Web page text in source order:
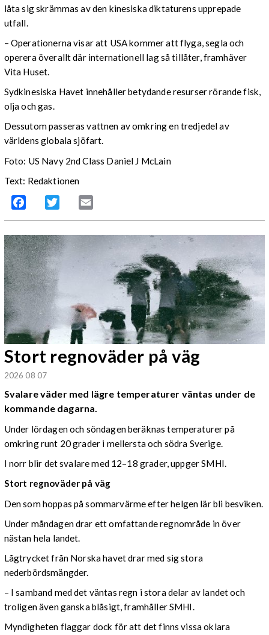
låta sig skrämmas av den kinesiska diktaturens upprepade
utfall.
– Operationerna visar att USA kommer att flyga, segla och
operera överallt där internationell lag så tillåter, framhäver
Vita Huset.
Sydkinesiska Havet innehåller betydande resurser rörande fisk,
olja och gas.
Dessutom passeras vattnen av omkring en tredjedel av
världens globala sjöfart.
Foto: US Navy 2nd Class Daniel J McLain
Text: Redaktionen
Facebook Twitter
Stort regnoväder på väg
2026 08 07
Svalare väder med lägre temperaturer väntas under de
kommande dagarna.
Under lördagen och söndagen beräknas temperaturer på
omkring runt 20 grader i mellersta och södra Sverige.
I norr blir det svalare med 12–18 grader, uppger SMHI.
Stort regnoväder på väg
Den som hoppas på sommarvärme efter helgen lär bli besviken.
Under måndagen drar ett omfattande regnområde in över
nästan hela landet.
Lågtrycket från Norska havet drar med sig stora
nederbördsmängder.
– I samband med det väntas regn i stora delar av landet och
troligen även ganska blåsigt, framhåller SMHI.
Myndigheten flaggar dock för att det finns vissa oklara